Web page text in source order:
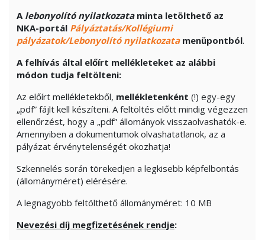
A lebonyolító nyilatkozataminta letölthető az
NKA-portál Pályáztatás/Kollégiumi
pályázatok/Lebonyolító nyilatkozatamenüpontból.
A felhívás által előírt mellékleteket az alábbi
módon tudja feltölteni:
Az előírt mellékletekből, mellékletenként (!) egy-egy
„pdf” fájlt kell készíteni. A feltöltés előtt mindig végezzen
ellenőrzést, hogy a „pdf” állományok visszaolvashatók-e.
Amennyiben a dokumentumok olvashatatlanok, az a
pályázat érvénytelenségét okozhatja!
Szkennelés során törekedjen a legkisebb képfelbontás
(állományméret) elérésére.
A legnagyobb feltölthető állományméret: 10 MB
Nevezési díj megfizetésének rendje: